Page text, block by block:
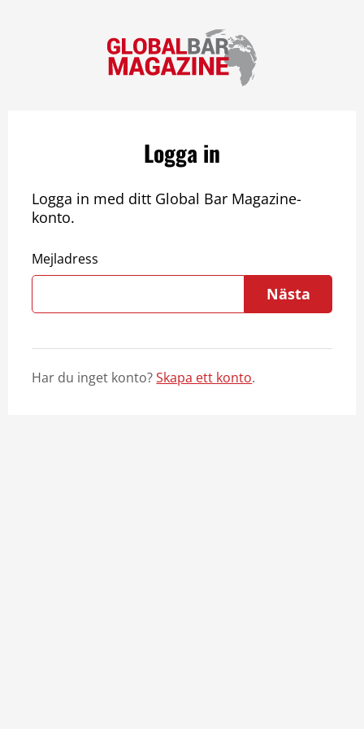
Logga in
Logga in med ditt Global Bar Magazine-
konto.
Mejladress
Nästa
Har du inget konto?Skapa ett konto.